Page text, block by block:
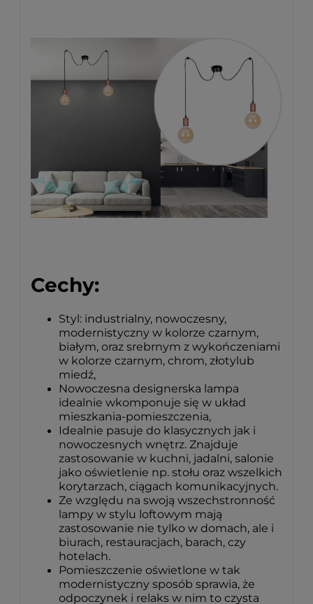
Cechy:
Styl: industrialny, nowoczesny,
modernistyczny w kolorze czarnym,
białym, oraz srebrnym z wykończeniami
w kolorze czarnym, chrom, złotylub
miedź,
Nowoczesna designerska lampa
idealnie wkomponuje się w układ
mieszkania-pomieszczenia,
Idealnie pasuje do klasycznych jak i
nowoczesnych wnętrz. Znajduje
zastosowanie w kuchni, jadalni, salonie
jako oświetlenie np. stołu oraz wszelkich
korytarzach, ciągach komunikacyjnych.
Ze względu na swoją wszechstronność
lampy w stylu loftowym mają
zastosowanie nie tylko w domach, ale i
biurach, restauracjach, barach, czy
hotelach.
Pomieszczenie oświetlone w tak
modernistyczny sposób sprawia, że
odpoczynek i relaks w nim to czysta